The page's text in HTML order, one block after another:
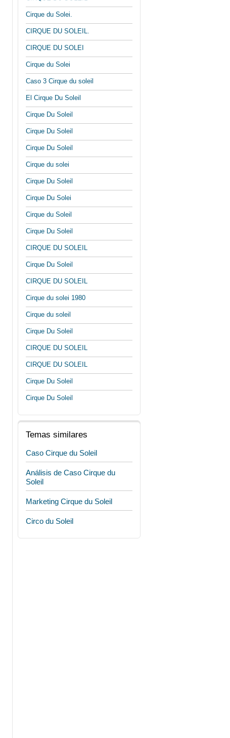
Cirque du Solei.
CIRQUE DU SOLEIL.
CIRQUE DU SOLEI
Cirque du Solei
Caso 3 Cirque du soleil
El Cirque Du Soleil
Cirque Du Soleil
Cirque Du Soleil
Cirque Du Soleil
Cirque du solei
Cirque Du Soleil
Cirque Du Solei
Cirque du Soleil
Cirque Du Soleil
CIRQUE DU SOLEIL
Cirque Du Soleil
CIRQUE DU SOLEIL
Cirque du solei 1980
Cirque du soleil
Cirque Du Soleil
CIRQUE DU SOLEIL
CIRQUE DU SOLEIL
Cirque Du Soleil
Cirque Du Soleil
Temas similares
Caso Cirque du Soleil
Análisis de Caso Cirque du
Soleil
Marketing Cirque du Soleil
Circo du Soleil